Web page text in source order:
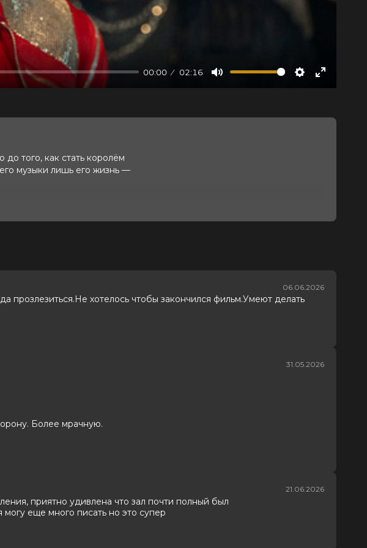
00:00 02:16
Mute Settings
Enter
того, как стать королём
музыки лишь его жизнь —
06.06.2026
прозлезиться.Не хотелось чтобы закончился фильм.Умеют делать
31.05.2026
Более мрачную.
21.06.2026
приятно удивлена что зал почти полный был
еще много писать но это супер